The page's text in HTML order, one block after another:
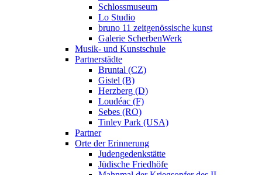
Schlossmuseum
Lo Studio
bruno 11 zeitgenössische kunst
Galerie ScherbenWerk
Musik- und Kunstschule
Partnerstädte
Bruntal (CZ)
Gistel (B)
Herzberg (D)
Loudéac (F)
Sebes (RO)
Tinley Park (USA)
Partner
Orte der Erinnerung
Judengedenkstätte
Jüdische Friedhöfe